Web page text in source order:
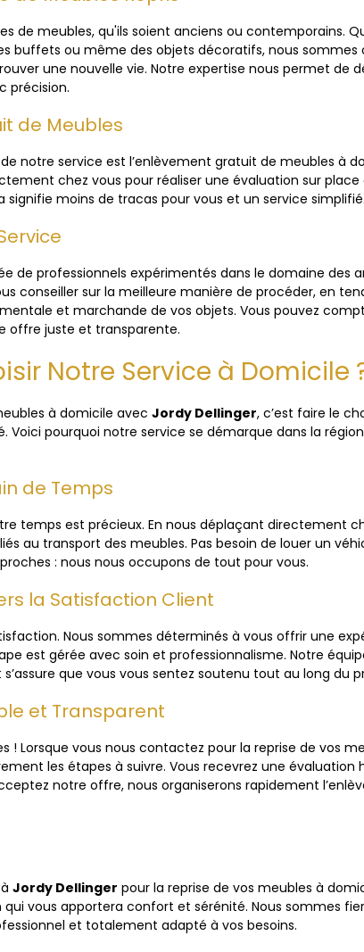
de meubles, qu'ils soient anciens ou contemporains.
buffets ou même des objets décoratifs, nous sommes
une nouvelle vie. Notre expertise nous permet de
précision.
de Meubles
notre service est l’enlèvement gratuit de meubles à
chez vous pour réaliser une évaluation sur
signifie moins de tracas pour vous et un service simplifié.
de professionnels expérimentés dans le domaine des
conseiller sur la meilleure manière de procéder, en
et marchande de vos objets. Vous pouvez
offre juste et transparente.
Notre Service à Domicile
à domicile avec Jordy Dellinger, c’est faire le
Voici pourquoi notre service se démarque dans la
de Temps
temps est précieux. En nous déplaçant directement
au transport des meubles. Pas besoin de louer un
: nous nous occupons de tout pour vous.
la Satisfaction Client
Nous sommes déterminés à vous offrir une
est gérée avec soin et professionnalisme. Notre
que vous vous sentez soutenu tout au long du
et Transparent
! Lorsque vous nous contactez pour la reprise de vos
les étapes à suivre. Vous recevrez une évaluation
notre offre, nous organiserons rapidement
Jordy Dellinger pour la reprise de vos meubles à
vous apportera confort et sérénité. Nous sommes
et totalement adapté à vos besoins.